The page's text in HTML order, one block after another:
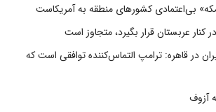
مکه» بی‌اعتمادی کشورهای منطقه به آمریکاست
عربستان قرار بگیرد، متجاوز است
در قاهره: ترامپ التماس‌کننده توافقی است که
آزوف